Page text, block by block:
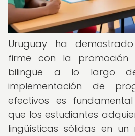
Uruguay ha
firme con la promoción
bilingüe a lo largo
implementación de
efectivos es
que los estudiantes
lingüísticas sólidas en